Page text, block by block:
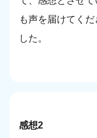
も声を届けてく
した。
感想2